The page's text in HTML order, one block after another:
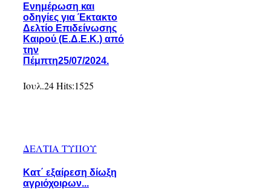
Ενημέρωση και
οδηγίες για Έκτακτο
Δελτίο Επιδείνωσης
Καιρού (Ε.Δ.Ε.Κ.) από
την
Πέμπτη25/07/2024.
Ιουλ.24Hits:1525
ΔΕΛΤΙΑ ΤΥΠΟΥ
Κατ΄ εξαίρεση δίωξη
αγριόχοιρων...